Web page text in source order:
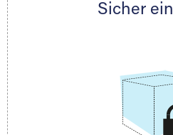
persönlich hinsichtlich
Sicher